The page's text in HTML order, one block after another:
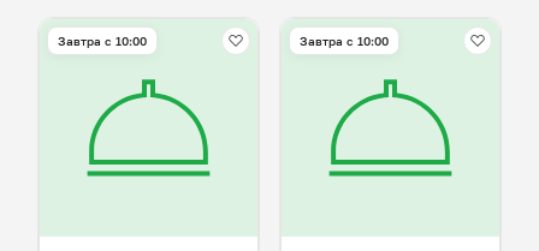
Завтра c 10:00 Завтра c 10:00